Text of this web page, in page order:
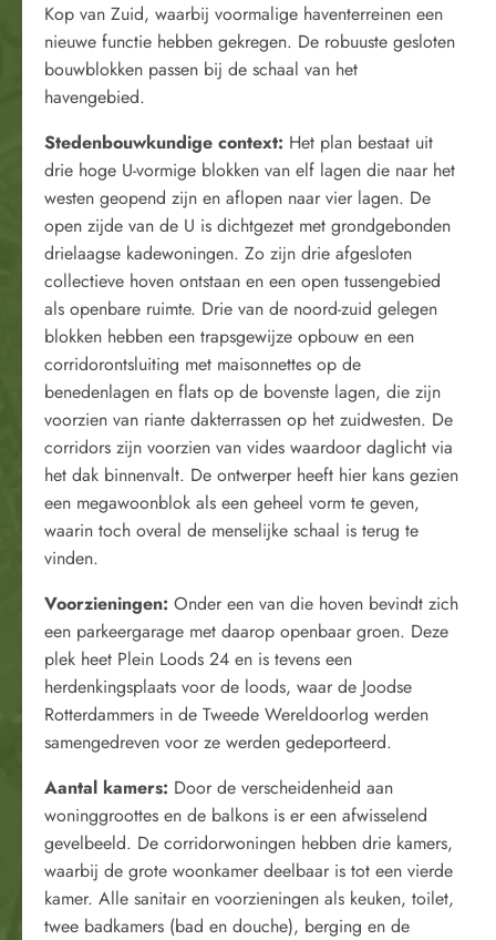
Kop van Zuid, waarbij voormalige haventerreinen een
nieuwe functie hebben gekregen. De robuuste gesloten
bouwblokken passen bij de schaal van het
havengebied.
Stedenbouwkundige context: Het plan bestaat uit
drie hoge U-vormige blokken van elf lagen die naar het
westen geopend zijn en aflopen naar vier lagen. De
open zijde van de U is dichtgezet met grondgebonden
drielaagse kadewoningen. Zo zijn drie afgesloten
collectieve hoven ontstaan en een open tussengebied
als openbare ruimte. Drie van de noord-zuid gelegen
blokken hebben een trapsgewijze opbouw en een
corridorontsluiting met maisonnettes op de
benedenlagen en flats op de bovenste lagen, die zijn
voorzien van riante dakterrassen op het zuidwesten. De
corridors zijn voorzien van vides waardoor daglicht via
het dak binnenvalt. De ontwerper heeft hier kans gezien
een megawoonblok als een geheel vorm te geven,
waarin toch overal de menselijke schaal is terug te
vinden.
Voorzieningen: Onder een van die hoven bevindt zich
een parkeergarage met daarop openbaar groen. Deze
plek heet Plein Loods 24 en is tevens een
herdenkingsplaats voor de loods, waar de Joodse
Rotterdammers in de Tweede Wereldoorlog werden
samengedreven voor ze werden gedeporteerd.
Aantal kamers: Door de verscheidenheid aan
woninggroottes en de balkons is er een afwisselend
gevelbeeld. De corridorwoningen hebben drie kamers,
waarbij de grote woonkamer deelbaar is tot een vierde
kamer. Alle sanitair en voorzieningen als keuken, toilet,
twee badkamers (bad en douche), berging en de